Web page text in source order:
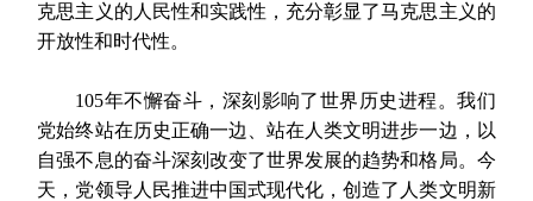
克思主义的人民性和实践性，充分彰显了马克思主义的
开放性和时代性。
105年不懈奋斗，深刻影响了世界历史进程。我们
党始终站在历史正确一边、站在人类文明进步一边，以
自强不息的奋斗深刻改变了世界发展的趋势和格局。今
天，党领导人民推进中国式现代化，创造了人类文明新